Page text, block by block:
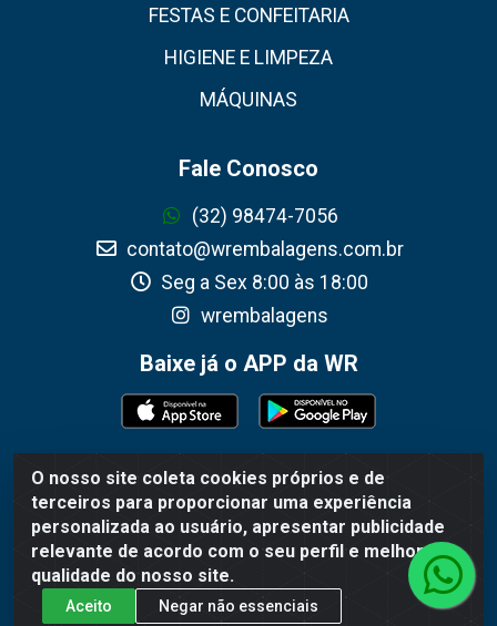
O nosso site coleta cookies próprios e de
terceiros para proporcionar uma experiência
personalizada ao usuário, apresentar publicidade
relevante de acordo com o seu perfil e melhorar a
qualidade do nosso site.
Aceito Negar não essenciais
FESTAS E CONFEITARIA
HIGIENE E LIMPEZA
MÁQUINAS
Fale Conosco
(32) 98474-7056
contato@wrembalagens.com.br
Seg a Sex 8:00 às 18:00
wrembalagens
Baixe já o APP da WR
WR Embalagens - R. Cel. Teodoro Gomes de Araújo, 1360 -
Grogotó - Barbacena / MG - CEP 36202-628 - CNPJ
02.692.206/0001-55